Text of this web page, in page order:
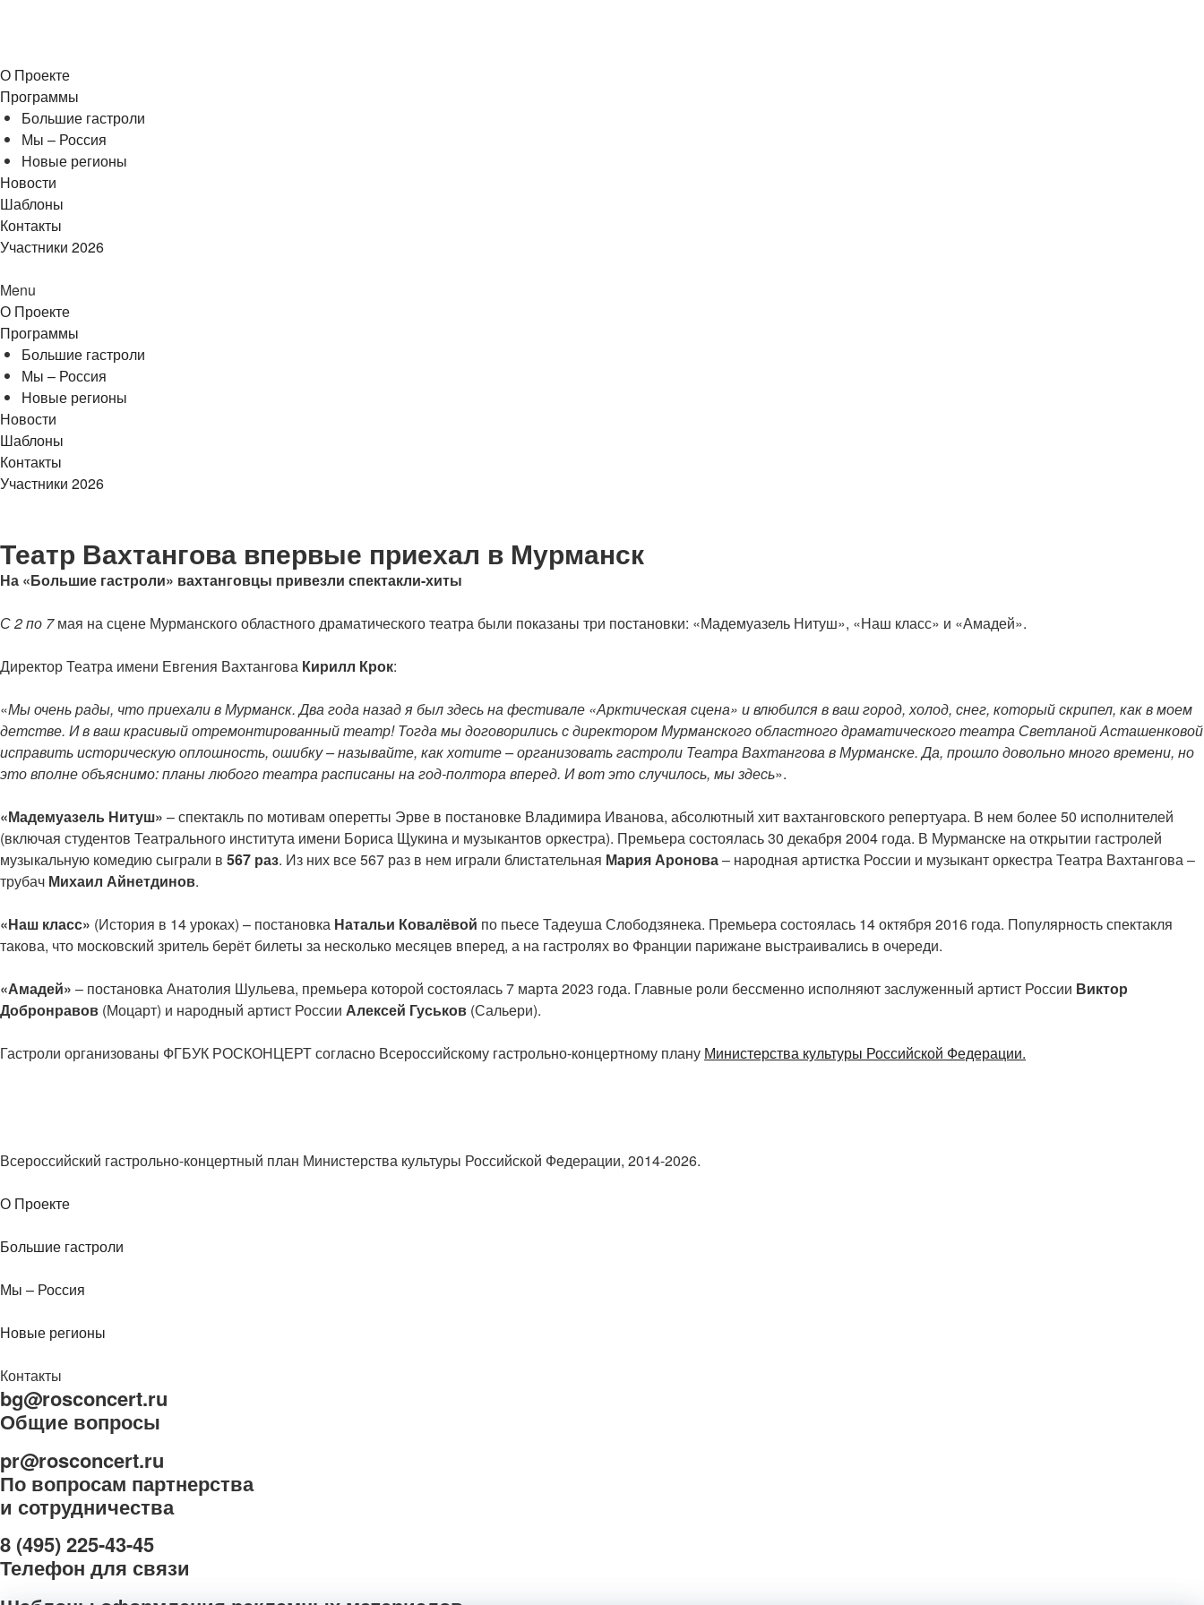
О Проекте
Программы
Большие гастроли
Мы – Россия
Новые регионы
Новости
Шаблоны
Контакты
Участники 2026
Menu
О Проекте
Программы
Большие гастроли
Мы – Россия
Новые регионы
Новости
Шаблоны
Контакты
Участники 2026
Театр Вахтангова впервые приехал в Мурманск
На «Большие гастроли» вахтанговцы привезли спектакли-хиты
С 2 по 7мая на сцене Мурманского областного драматического театра были показаны три постановки: «Мадемуазель Нитуш», «Наш класс» и «Амадей».
Директор Театра имени Евгения Вахтангова Кирилл Крок:
«Мы очень рады, что приехали в Мурманск. Два года назад я был здесь на фестивале «Арктическая сцена» и влюбился в ваш город, холод, снег, который скрипел, как в моем
детстве. И в ваш красивый отремонтированный театр! Тогда мы договорились с директором Мурманского областного драматического театра Светланой Асташенковой
исправить историческую оплошность, ошибку – называйте, как хотите – организовать гастроли Театра Вахтангова в Мурманске. Да, прошло довольно много времени, но
это вполне объяснимо: планы любого театра расписаны на год-полтора вперед. И вот это случилось, мы здесь».
«Мадемуазель Нитуш» – спектакль по мотивам оперетты Эрве в постановке Владимира Иванова, абсолютный хит вахтанговского репертуара. В нем более 50 исполнителей
(включая студентов Театрального института имени Бориса Щукина и музыкантов оркестра). Премьера состоялась 30 декабря 2004 года. В Мурманске на открытии гастролей
музыкальную комедию сыграли в 567 раз. Из них все 567 раз в нем играли блистательная Мария Аронова– народная артистка России и музыкант оркестра Театра Вахтангова –
трубач Михаил Айнетдинов.
«Наш класс» (История в 14 уроках) – постановка Натальи Ковалёвой по пьесе Тадеуша Слободзянека. Премьера состоялась 14 октября 2016 года. Популярность спектакля
такова, что московский зритель берёт билеты за несколько месяцев вперед, а на гастролях во Франции парижане выстраивались в очереди.
«Амадей» – постановка Анатолия Шульева, премьера которой состоялась 7 марта 2023 года. Главные роли бессменно исполняют заслуженный артист России Виктор
Добронравов (Моцарт) и народный артист России Алексей Гуськов (Сальери).
Гастроли организованы ФГБУК РОСКОНЦЕРТ согласно Всероссийскому гастрольно-концертному плану Министерства культуры Российской Федерации.
Всероссийский гастрольно-концертный план Министерства культуры Российской Федерации, 2014-2026.
О Проекте
Большие гастроли
Мы – Россия
Новые регионы
Контакты
bg@rosconcert.ru
Общие вопросы
pr@rosconcert.ru
По вопросам партнерства
и сотрудничества
8 (495) 225-43-45
Телефон для связи